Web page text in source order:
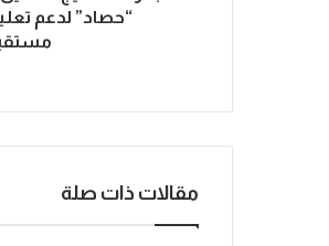
“حصاد” لدعم
مقالات ذات صلة